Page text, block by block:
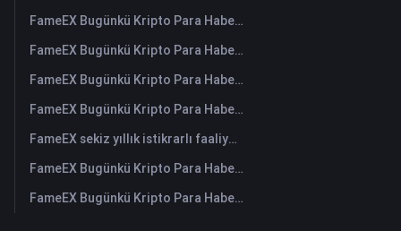
FameEX Bugünkü Kripto Para Haberleri Özeti | 3 Ağustos 2026
FameEX Bugünkü Kripto Para Haberleri Özeti | 31 Temmuz 2026
FameEX Bugünkü Kripto Para Haberleri Özeti | 30 Temmuz 2026
FameEX Bugünkü Kripto Para Haberleri Özeti | 29 Temmuz 2026
FameEX sekiz yıllık istikrarlı faaliyetleri ve küresel büyümesiyle kullanıcı güvenini güçlendiriyor
FameEX Bugünkü Kripto Para Haberleri Özeti | 28 Temmuz 2026
FameEX Bugünkü Kripto Para Haberleri Özeti | 27 Temmuz 2026